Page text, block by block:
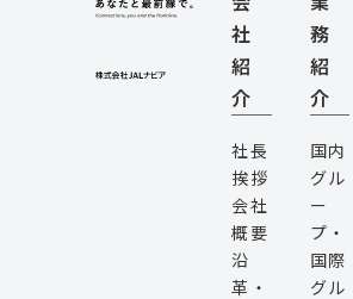
社
紹
介
社長
挨拶
会社
概要
沿
革・
務
紹
介
国内
グル
ー
プ・
国際
グル